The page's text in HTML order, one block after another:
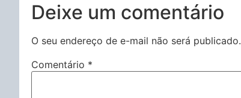
Deixe um comentário
O seu endereço de e-mail não será publicado.
Comentário *